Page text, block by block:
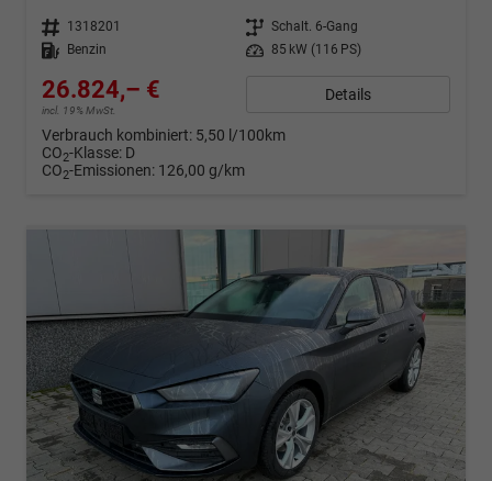
Fahrzeugnr. 1318201 Getriebe Schalt. 6-Gang
Kraftstoff
Benzin Leistung 85 kW (116 PS)
26.824,– €
incl. 19% MwSt.
Details
Verbrauch kombiniert: 5,50 l/100km
CO2-Klasse: D
CO2-Emissionen: 126,00 g/km